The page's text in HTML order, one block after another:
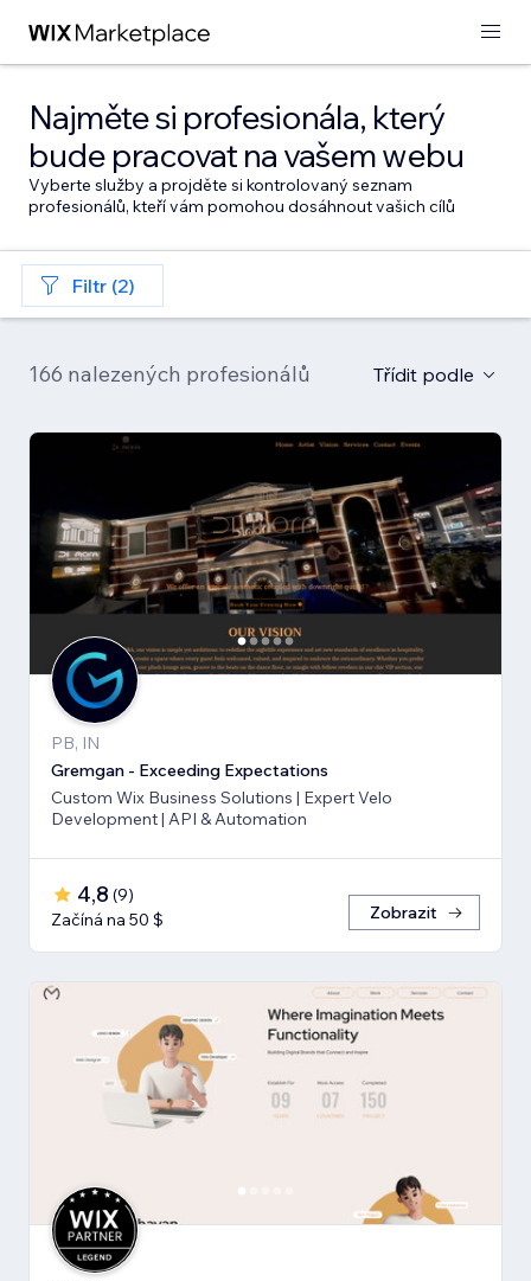
Najměte si profesionála, který
bude pracovat na vašem webu
Vyberte služby a projděte si kontrolovaný seznam
profesionálů, kteří vám pomohou dosáhnout vašich cílů
Filtr (2)
166 nalezených profesionálů Třídit podle
PB, IN
Gremgan - Exceeding Expectations
Custom Wix Business Solutions | Expert Velo
Development | API & Automation
4,8 (9)
Začíná na 50 $
Zobrazit